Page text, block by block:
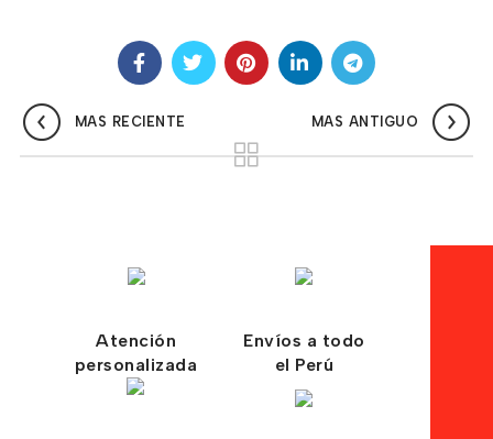
MAS RECIENTE MAS ANTIGUO
Atención
personalizada
Envíos a todo
el Perú